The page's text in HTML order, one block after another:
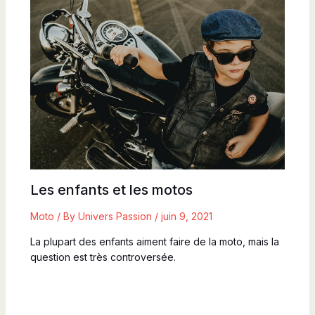
Les enfants et les motos
Moto / By Univers Passion / juin 9, 2021
La plupart des enfants aiment faire de la moto, mais la
question est très controversée.